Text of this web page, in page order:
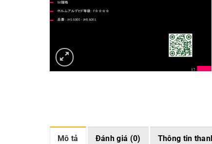
Mô tả Đánh giá (0) Thông tin